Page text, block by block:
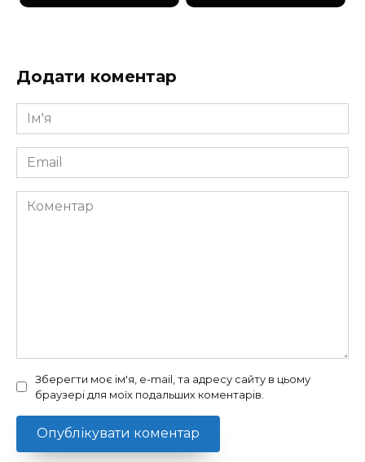
Додати коментар
Ім'я
*
Email
*
Коментар
Зберегти моє ім'я, e-mail, та адресу сайту в цьому
браузері для моїх подальших коментарів.